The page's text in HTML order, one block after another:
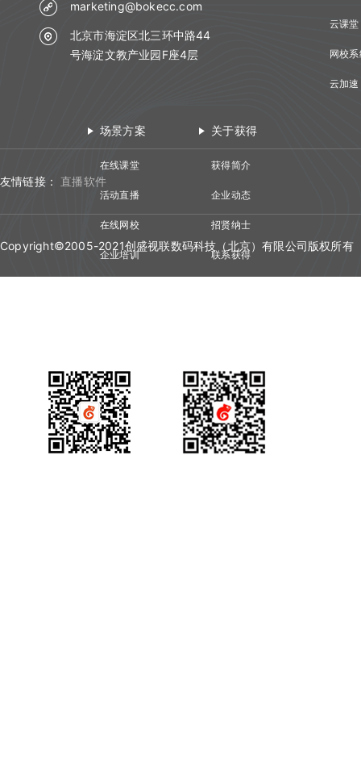
marketing@bokecc.com
北京市海淀区北三环中路44
号海淀文教产业园F座4层
云课堂
网校
云加速
场景方案
在线课堂
活动直播
在线网校
企业培训
关于获得
获得简介
企业动态
招贤纳士
联系获得
友情链接： 直播软件
Copyright©2005-2021创盛视联数码科技（北京）有限公司版权所有